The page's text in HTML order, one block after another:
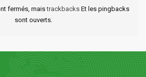
fermés, maistrackbacks Et les pingbacks
sont ouverts.